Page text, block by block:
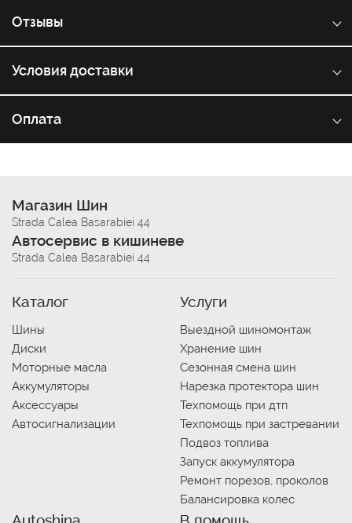
Отзывы
Условия доставки
Оплата
Магазин Шин
Strada Calea Basarabiei 44
Автосервис в кишиневе
Strada Calea Basarabiei 44
Каталог
Шины
Диски
Моторные масла
Аккумуляторы
Аксессуары
Автосигнализации
Услуги
Выездной шиномонтаж
Хранение шин
Сезонная смена шин
Нарезка протектора шин
Техпомощь при дтп
Техпомощь при застревании
Подвоз топлива
Запуск аккумулятора
Ремонт порезов, проколов
Балансировка колес